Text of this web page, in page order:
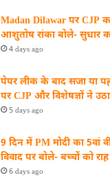
Madan Dilawar पर CJP
आशुतोष रांका बोले- सुधार
4 days ago
पेपर लीक के बाद सजा या
पर CJP और विशेषज्ञों ने
5 days ago
9 दिन में PM मोदी का 5वां
विवाद पर बोले- बच्चों को
6 days ago